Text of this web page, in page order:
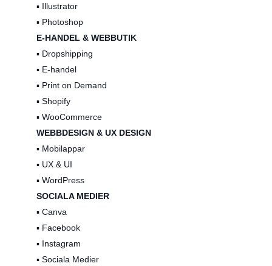
▪️ Illustrator
▪️ Photoshop
E-HANDEL & WEBBUTIK
▪️ Dropshipping
▪️ E-handel
▪️ Print on Demand
▪️ Shopify
▪️ WooCommerce
WEBBDESIGN & UX DESIGN
▪️ Mobilappar
▪️ UX & UI
▪️ WordPress
SOCIALA MEDIER
▪️ Canva
▪️ Facebook
▪️ Instagram
▪️ Sociala Medier